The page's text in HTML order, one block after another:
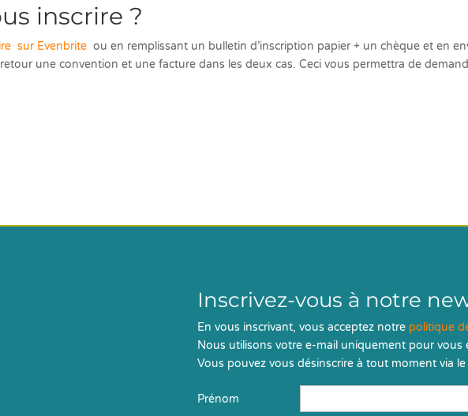
inscrire ?
sur Evenbrite ouen remplissant un bulletin d’inscription papier + un chèque et en
une convention et une facture dans les deux cas. Ceci vous permettra de
Inscrivez-vous à notre
En vous inscrivant, vous acceptez notre politique
Nous utilisons votre e-mail uniquement pour vous
Vous pouvez vous désinscrire à tout moment via
Prénom